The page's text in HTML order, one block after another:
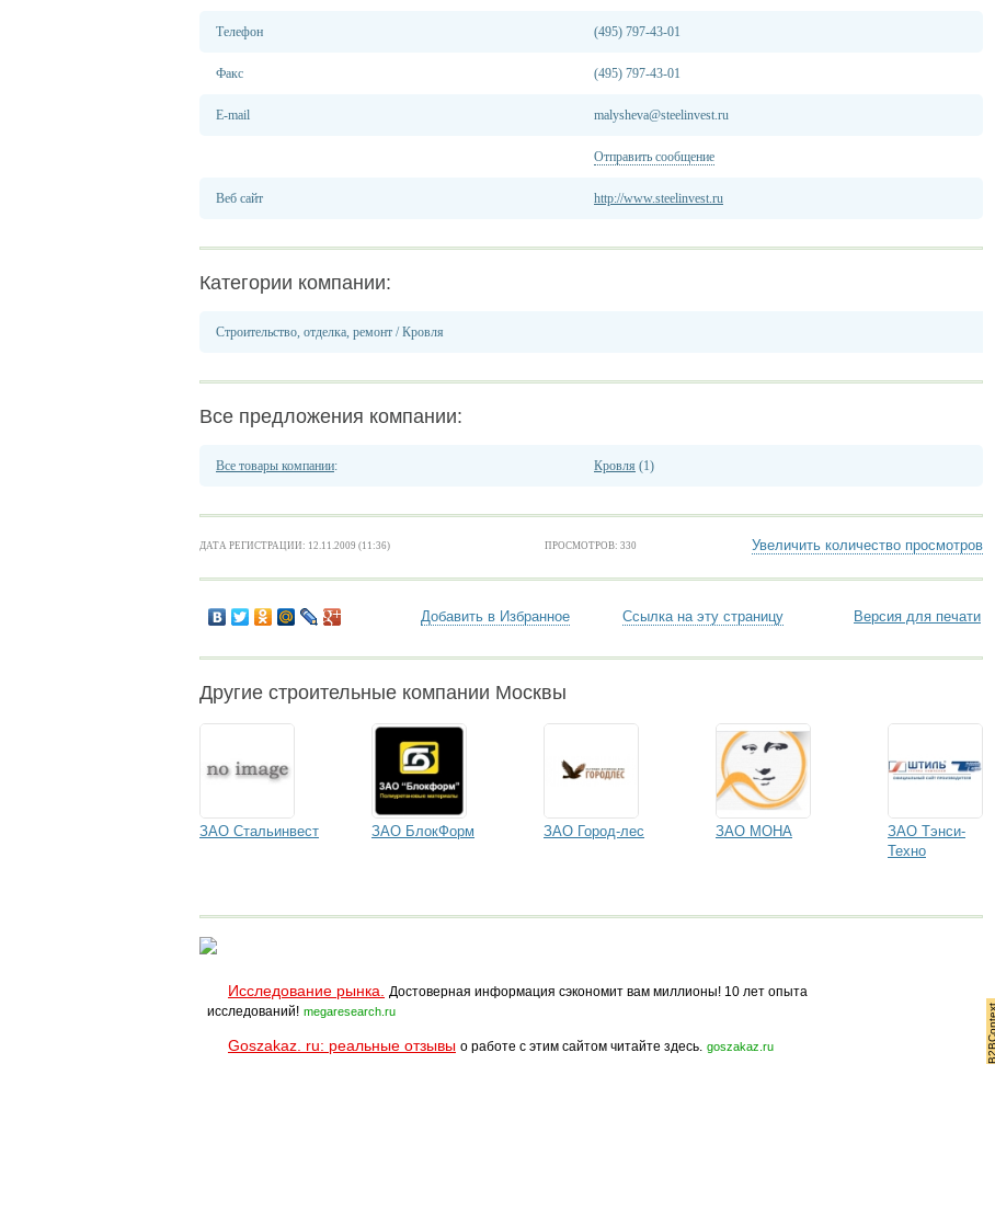
Телефон (495) 797-43-01
Факс (495) 797-43-01
E-mail malysheva@steelinvest.ru
Отправить сообщение
Веб сайт http://www.steelinvest.ru
Категории компании:
Строительство, отделка, ремонт /Кровля
Все предложения компании:
Все товары компании: Кровля (1)
ДАТА РЕГИСТРАЦИИ: 12.11.2009 (11:36) ПРОСМОТРОВ: 330 Увеличить количество просмотров
Добавить в Избранное Ссылка на эту страницу Версия для печати
Другие строительные компании Москвы
ЗАО Стальинвест ЗАО БлокФорм ЗАО Город-лес ЗАО МОНА
ЗАО Тэнси-
Техно
Исследование рынка.
Достоверная информация сэкономит вам миллионы! 10 лет опыта
исследований! megaresearch.ru
Goszakaz. ru: реальные отзывы о работе с этим сайтом читайте здесь. goszakaz.ru